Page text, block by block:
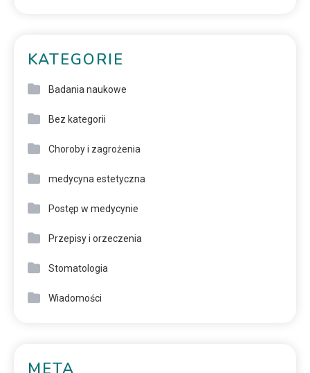
KATEGORIE
Badania naukowe
Bez kategorii
Choroby i zagrożenia
medycyna estetyczna
Postęp w medycynie
Przepisy i orzeczenia
Stomatologia
Wiadomości